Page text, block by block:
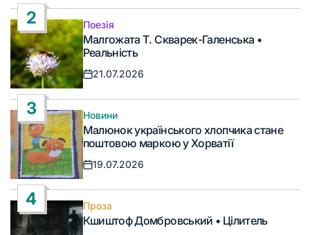
2
Опублікувати
у
Поезія
Малгожата Т. Скварек-Галенська •
Реальність
Дата
21.07.2026
3
Опублікувати
у
Новини
Малюнок українського хлопчика стане
поштовою маркою у Хорватії
Дата
19.07.2026
4
Опублікувати
у
Проза
Кшиштоф Домбровський • Цілитель